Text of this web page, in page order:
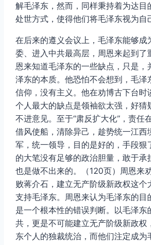
解毛泽东，然而，同样秉持着为达目
处世方式，使得他们将毛泽东视为自
在后来的遵义会议上，毛泽东能够成
委、进入中共最高层，周恩来起到了
恩来知道毛泽东的一些缺点，只是，
泽东的本质。他恐怕不会想到，毛泽
信仰，没有主义。他在劝博古下台时
个人最大的缺点是领袖欲太强，好猜
不进意见。至于“肃反扩大化”，责任
借风使船，清除异己，趁势统一江西
军，统一领导，目的是好的，手段狠
的大笔没有足够的政治胆量，敢于承
也是做不出来的。（120页）周恩来
败蒋介石，建立无产阶级新政权这个
支持毛泽东。周恩来认为毛泽东的目
是一个根本性的错误判断。以毛泽东
共，更是不可能建立无产阶级新政权
东个人的独裁统治，而他们注定成为